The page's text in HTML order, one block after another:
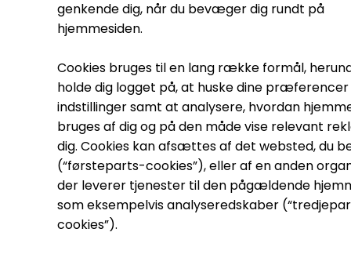
genkende dig, når du bevæger dig rundt på
hjemmesiden.
Cookies bruges til en lang række formål,
holde dig logget på, at huske dine præferencer
indstillinger samt at analysere, hvordan
bruges af dig og på den måde vise relevant
dig. Cookies kan afsættes af det websted, du
(“førsteparts-cookies”), eller af en anden
der leverer tjenester til den pågældende
som eksempelvis analyseredskaber
cookies”).